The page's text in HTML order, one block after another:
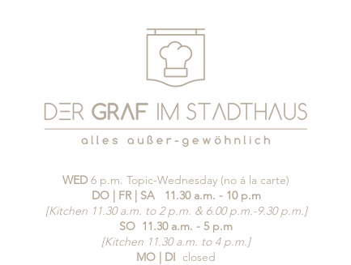
WED 6 p.m. Topic-Wednesday (no á la carte)
DO | FR | SA
11.30 a.m. - 10 p.m
[Kitchen 11.30 a.m. to 2 p.m. & 6.00 p.m.-9.30 p.m.]
SO 11.30 a.m. - 5 p.m
[Kitchen 11.30 a.m. to 4 p.m.]
MO | DI closed